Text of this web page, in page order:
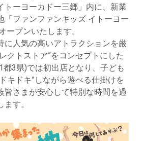
トーヨーカドー三郷」内に、新業
「ファンファンキッズ イトーヨー
ープンいたします。
に人気の高いアトラクションを厳
クトストア”をコンセプトにした
3県)では初出店となり、子ども
キドキ”しながら遊べる仕掛けを
皆さまが安心して特別な時間を過
す。